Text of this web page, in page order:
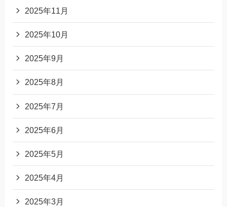
2025年11月
2025年10月
2025年9月
2025年8月
2025年7月
2025年6月
2025年5月
2025年4月
2025年3月